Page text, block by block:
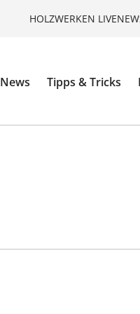
HOLZWERKEN LIVE
News Tipps & Tricks